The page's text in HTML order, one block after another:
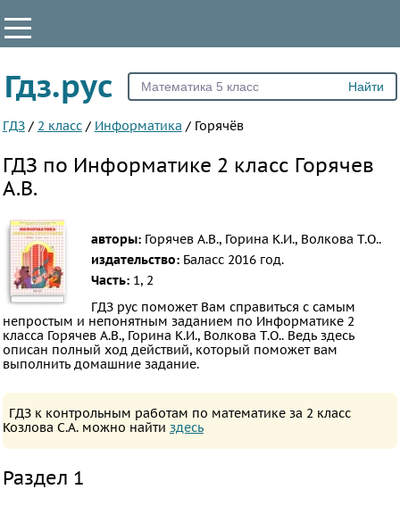
Все
1
3
5
6
7
8
9
10
ПРЕДМЕТЫ
Математика
Гдз.рус
ГДЗ / 2 класс / Информатика / Горячёв
ГДЗ по Информатике 2 класс Горячев
А.В.
авторы: Горячев А.В., Горина К.И., Волкова Т.О..
издательство: Баласс2016 год.
Часть:1, 2
ГДЗ рус поможет Вам справиться с самым
непростым и непонятным заданием по Информатике 2
класса Горячев А.В., Горина К.И., Волкова Т.О.. Ведь здесь
описан полный ход действий, который поможет вам
выполнить домашние задание.
ГДЗ к контрольным работам по математике за 2 класс
Козлова С.А. можно найти здесь
Раздел 1